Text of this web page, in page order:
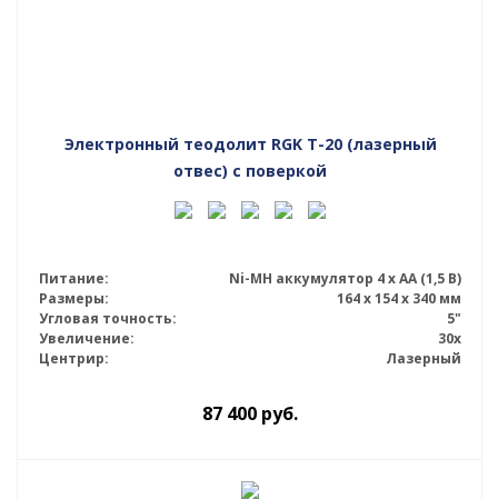
Электронный теодолит RGK T-20 (лазерный
отвес) с поверкой
Питание:
Ni-MH аккумулятор 4 х АА (1,5 В)
Размеры:
164 x 154 x 340 мм
Угловая точность:
5"
Увеличение:
30x
Центрир:
Лазерный
87 400 руб.